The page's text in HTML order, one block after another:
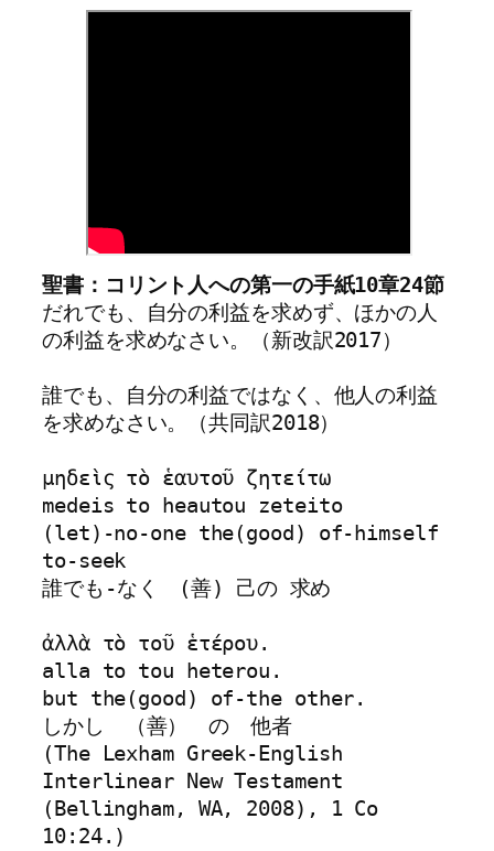
聖書：コリント人への第一の手紙10章24節
だれでも、自分の利益を求めず、ほかの人
の利益を求めなさい。（新改訳2017）
誰でも、自分の利益ではなく、他人の利益
を求めなさい。（共同訳2018）
μηδεὶς τὸ ἑαυτοῦ ζητείτω
medeis to heautou zeteito
(let)-no-one the(good) of-himself
to-seek
誰でも-なく　(善) 己の 求め
ἀλλὰ τὸ τοῦ ἑτέρου.
alla to tou heterou.
but the(good) of-the other.
しかし　（善）　の　他者
(The Lexham Greek-English
Interlinear New Testament
(Bellingham, WA, 2008), 1 Co
10:24.)